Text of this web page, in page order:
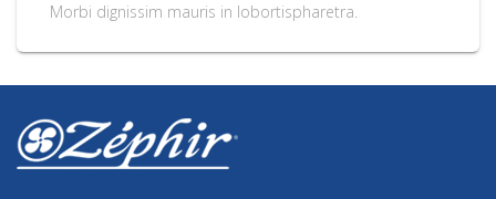
Morbi dignissim mauris in lobortispharetra.